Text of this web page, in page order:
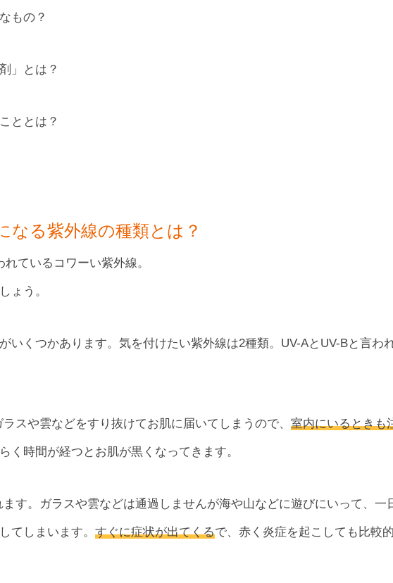
もの？
」とは？
ととは？
なる紫外線の種類とは？
れているコワーい紫外線。
ょう。
いくつかあります。気を付けたい紫外線は2種類。UV-AとUV-Bと言わ
スや雲などをすり抜けてお肌に届いてしまうので、 室内にいるときも
く時間が経つとお肌が黒くなってきます。
す。ガラスや雲などは通過しませんが海や山などに遊びにいって、一
てしまいます。 すぐに症状が出てくるで、赤く炎症を起こしても比較